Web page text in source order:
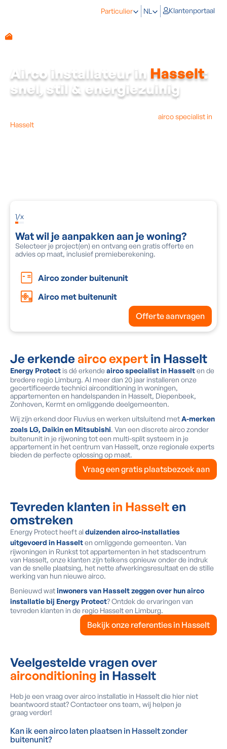
Particulier NL Klantenportaal
Airco installateur in Hasselt:
snel, stil & energiezuinig
Op zoek naar een betrouwbare airco installateur in Hasselt
airco specialist in
Hasselt
1/x
Wat wil je aanpakken aan je woning?
Selecteer je project(en) en ontvang een gratis offerte en
advies op maat, inclusief premieberekening.
Airco zonder buitenunit
Airco met buitenunit
Offerte aanvragen
Je erkendeairco expert in Hasselt
Energy Protect is dé erkende airco specialist in Hasselten de
bredere regio Limburg. Al meer dan 20 jaar installeren onze
gecertificeerde technici airconditioning in woningen,
appartementen en handelspanden in Hasselt, Diepenbeek,
Zonhoven, Kermt en omliggende deelgemeenten.
Wij zijn erkend door Fluvius en werken uitsluitend metA-merken
zoals LG, Daikin en Mitsubishi. Van een discrete airco zonder
buitenunit in je rijwoning tot een multi-split systeem in je
appartement in het centrum van Hasselt, onze regionale experts
bieden de perfecte oplossing op maat.
Vraag een gratis plaatsbezoek aan
Tevreden klanten in Hasselten
omstreken
Energy Protect heeft al duizenden airco-installaties
uitgevoerd in Hasselten omliggende gemeenten. Van
rijwoningen in Runkst tot appartementen in het stadscentrum
van Hasselt, onze klanten zijn telkens opnieuw onder de indruk
van de snelle plaatsing, het nette afwerkingsresultaat en de stille
werking van hun nieuwe airco.
Benieuwd watinwoners van Hasselt zeggen over hun airco
installatie bij Energy Protect? Ontdek de ervaringen van
tevreden klanten in de regio Hasselt en Limburg.
Bekijk onze referenties in Hasselt
Veelgestelde vragen over
airconditioning in Hasselt
Heb je een vraag over airco installatie in Hasselt die hier niet
beantwoord staat? Contacteer ons team, wij helpen je
graag verder!
Kan ik een airco laten plaatsen in Hasselt zonder
buitenunit?